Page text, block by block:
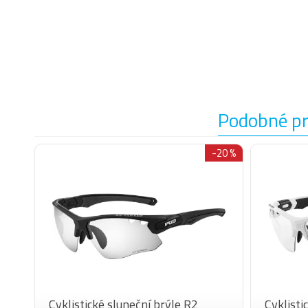
Podobné
-20 %
Cyklistické sluneční brýle R2